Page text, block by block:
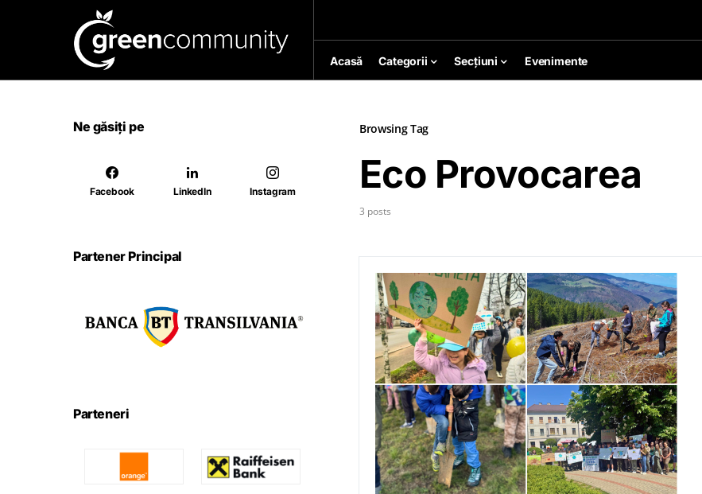
Acasă Categorii Secțiuni Evenimente
Browsing Tag
Eco Provocarea
3 posts
Ne găsiți pe
Facebook LinkedIn Instagram
Partener Principal
Parteneri